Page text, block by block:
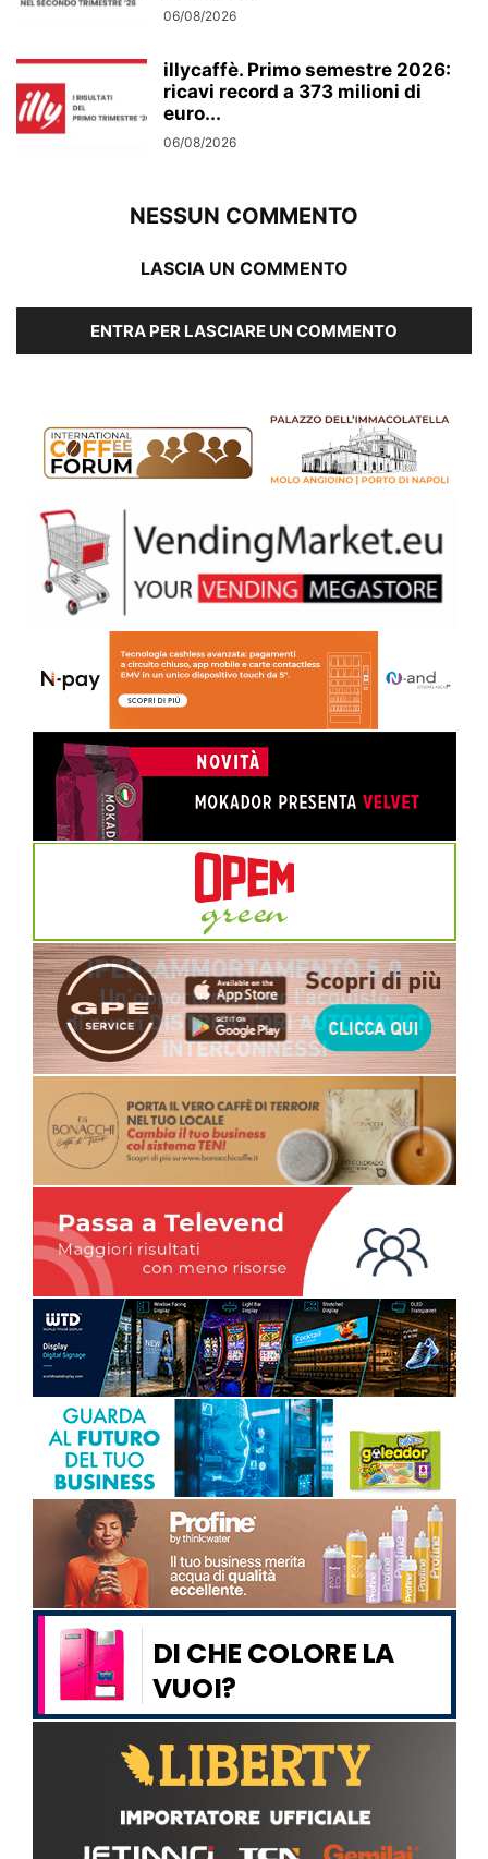
06/08/2026
illycaffè. Primo semestre 2026:
ricavi record a 373 milioni di
euro...
06/08/2026
NESSUN COMMENTO
LASCIA UN COMMENTO
ENTRA PER LASCIARE UN COMMENTO